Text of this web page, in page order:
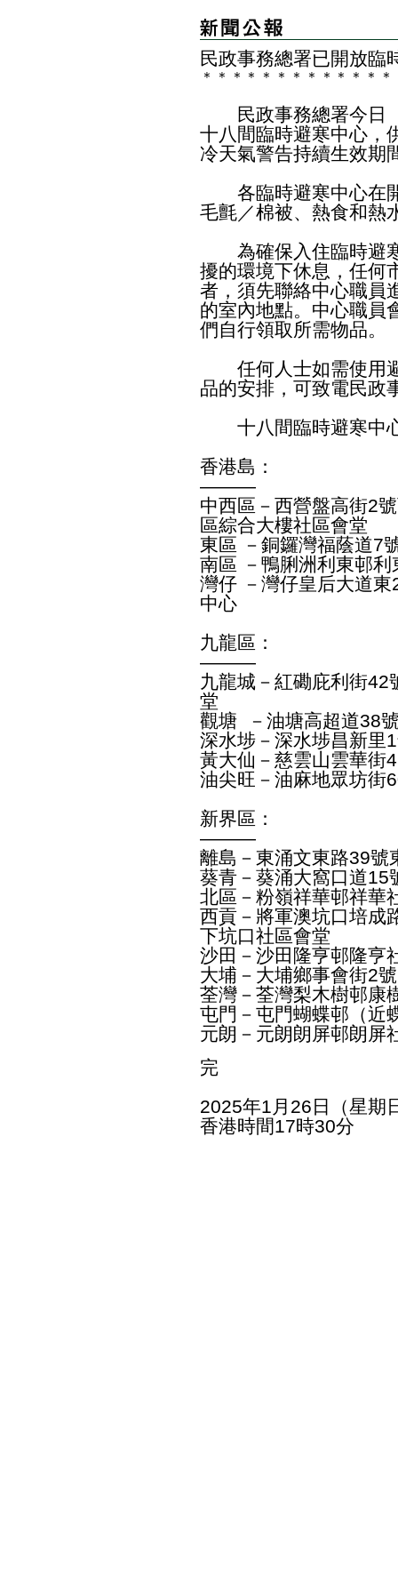
民政事務總署已開放臨
＊ ＊ ＊ ＊ ＊ ＊ ＊ ＊ ＊ ＊ ＊ ＊ ＊
民政事務總署今日（
十八間臨時避寒中心，
冷天氣警告持續生效期
各臨時避寒中心在開
毛氈／棉被、熱食和熱
為確保入住臨時避寒
擾的環境下休息，任何
者，須先聯絡中心職員
的室內地點。中心職員
們自行領取所需物品。
任何人士如需使用避
品的安排，可致電民政
十八間臨時避寒中
香港島：
———
中西區－西營盤高街2
區綜合大樓社區會堂
東區 －銅鑼灣福蔭道7
南區 －鴨脷洲利東邨利
灣仔 －灣仔皇后大道
中心
九龍區：
———
九龍城－紅磡庇利街42
堂
觀塘 －油塘高超道38
深水埗－深水埗昌新里
黃大仙－慈雲山雲華街
油尖旺－油麻地眾坊街
新界區：
———
離島－東涌文東路39號
葵青－葵涌大窩口道15
北區－粉嶺祥華邨祥華
西貢－將軍澳坑口培成
下坑口社區會堂
沙田－沙田隆亨邨隆亨
大埔－大埔鄉事會街2
荃灣－荃灣梨木樹邨康
屯門－屯門蝴蝶邨（近
元朗－元朗朗屏邨朗屏
完
2025年1月26日（星期
香港時間17時30分